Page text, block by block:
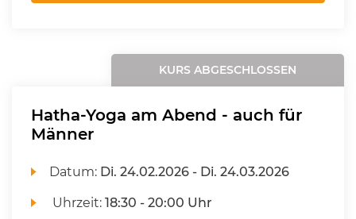
KURS ABGESCHLOSSEN
Hatha-Yoga am Abend - auch für
Männer
Datum: Di. 24.02.2026 - Di. 24.03.2026
Uhrzeit:18:30 - 20:00 Uhr